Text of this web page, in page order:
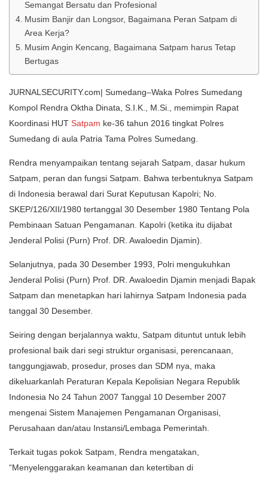
Semangat Bersatu dan Profesional
Musim Banjir dan Longsor, Bagaimana Peran Satpam di
Area Kerja?
Musim Angin Kencang, Bagaimana Satpam harus Tetap
Bertugas
JURNALSECURITY.com| Sumedang–Waka Polres Sumedang
Kompol Rendra Oktha Dinata, S.I.K., M.Si., memimpin Rapat
Koordinasi HUT Satpam ke-36 tahun 2016 tingkat Polres
Sumedang di aula Patria Tama Polres Sumedang.
Rendra menyampaikan tentang sejarah Satpam, dasar hukum
Satpam, peran dan fungsi Satpam. Bahwa terbentuknya Satpam
di Indonesia berawal dari Surat Keputusan Kapolri; No.
SKEP/126/XII/1980 tertanggal 30 Desember 1980 Tentang Pola
Pembinaan Satuan Pengamanan. Kapolri (ketika itu dijabat
Jenderal Polisi (Purn) Prof. DR. Awaloedin Djamin).
Selanjutnya, pada 30 Desember 1993, Polri mengukuhkan
Jenderal Polisi (Purn) Prof. DR. Awaloedin Djamin menjadi Bapak
Satpam dan menetapkan hari lahirnya Satpam Indonesia pada
tanggal 30 Desember.
Seiring dengan berjalannya waktu, Satpam dituntut untuk lebih
profesional baik dari segi struktur organisasi, perencanaan,
tanggungjawab, prosedur, proses dan SDM nya, maka
dikeluarkanlah Peraturan Kepala Kepolisian Negara Republik
Indonesia No 24 Tahun 2007 Tanggal 10 Desember 2007
mengenai Sistem Manajemen Pengamanan Organisasi,
Perusahaan dan/atau Instansi/Lembaga Pemerintah.
Terkait tugas pokok Satpam, Rendra mengatakan,
“Menyelenggarakan keamanan dan ketertiban di